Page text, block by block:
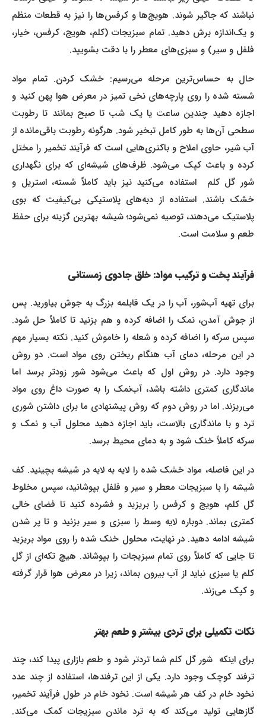
نباشند که جاگیر شوند. هویج‌ها و کرفس‌ها را نیز به قطعات منظم
و یک‌اندازه برش دهید. تمام سبزیجات (کلم، هویج، کرفس، خیار،
فلفل و سیر) و سبزی‌های معطر را با دقت بشویید.
حال به حساس‌ترین مرحله می‌رسیم: خشک کردن. تمام مواد
شسته شده را روی پارچه‌های نخی تمیز در معرض هوا پهن کنید و
اجازه دهید چندین ساعت یا یک شب تا صبح بمانند تا رطوبت
سطحی آن‌ها به طور کامل تبخیر شود. هرگونه رطوبت باقی‌مانده از
آب شیر، حاوی املاح و باکتری‌هایی است که فرآیند تخمیر را مختل
کرده و باعث کپک می‌شود. ظرف‌های شیشه‌ای که برای نگهداری
شور گل کلم استفاده می‌کنید نیز باید کاملاً شسته، استریل و
خشک باشند. استفاده از دبه‌های پلاستیکی بی‌کیفیت که بوی
پلاستیک می‌دهند، توصیه نمی‌شود؛ شیشه بهترین گزینه برای حفظ
طعم و سلامت است.
فرآیند پخت و ترکیب مواد: خلق جادوی زمستانی
برای تهیه آب‌شور، آب را در یک قابلمه بزرگ به جوش بیاورید. پس
از جوش آمدن، نمک را اضافه کرده و هم بزنید تا کاملاً حل شود.
سپس سرکه را اضافه کرده و شعله را خاموش کنید. نکته بسیار مهم
در این مرحله، دمای آب هنگام ریختن روی مواد است. دو روش
وجود دارد. در روش اول که باعث می‌شود شور زودتر برسد اما
ماندگاری کمتری داشته باشد، آب‌نمک را به صورت داغ روی مواد
می‌ریزند. اما در روش دوم که روش پیشنهادی ما برای داشتن شوری
ترد و با ماندگاری بالاست، باید اجازه دهید محلول آب و نمک و
سرکه کاملاً خنک شود و به دمای محیط برسد.
در این فاصله، مواد خشک شده را لایه به لایه در شیشه بچینید. کف
شیشه را با سبزیجات معطر و سیر و فلفل بپوشانید، سپس مخلوط
گل کلم، هویج و کرفس را بریزید و فشرده کنید تا فضای خالی
کمتری بماند. دوباره لایه وسط را سبزی و سیر بزنید و تا پر شدن
شیشه ادامه دهید. در نهایت، محلول خنک شده را روی مواد بریزید
تا جایی که کاملاً روی تمام سبزیجات را بپوشاند. هیچ تکه‌ای از گل
کلم یا سبزی نباید از آب بیرون بماند، زیرا در معرض هوا قرار گرفته
و کپک می‌زند.
نکات تکمیلی برای تردی بیشتر و طعم بهتر
برای اینکه شور گل کلم شما تردتر شود و طعم بازاری پیدا کند، چند
ترفند کوچک وجود دارد. یکی از این ترفندها، استفاده از چند عدد
نخود خام در کف هر شیشه است. نخود خام در طول فرآیند تخمیر،
گازهایی تولید می‌کند که به ترد ماندن سبزیجات کمک می‌کند.